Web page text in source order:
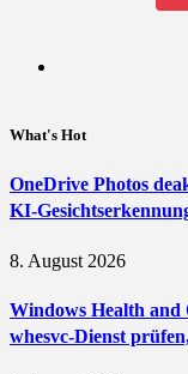
What's Hot
OneDrive Photos
KI-
8. August 2026
Windows Health and
whesvc-Dienst